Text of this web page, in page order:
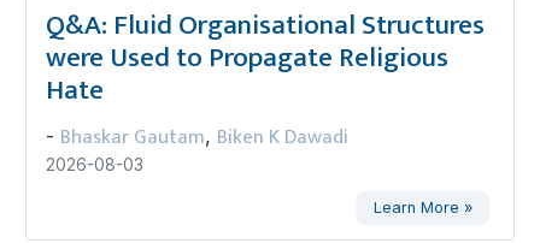
Q&A: Fluid Organisational Structures
were Used to Propagate Religious
Hate
- Bhaskar Gautam, Biken K Dawadi
2026-08-03
Learn More »